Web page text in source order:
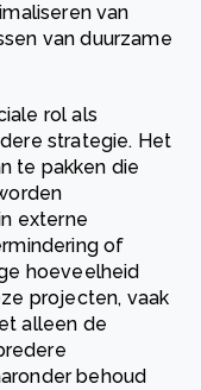
van
van duurzame
rol als
strategie. Het
te pakken die
externe
of
hoeveelheid
projecten, vaak
alleen de
behoud